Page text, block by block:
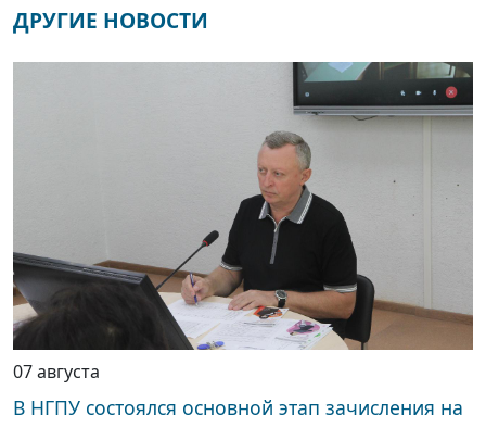
ДРУГИЕ НОВОСТИ
07 августа
В НГПУ состоялся основной этап зачисления на